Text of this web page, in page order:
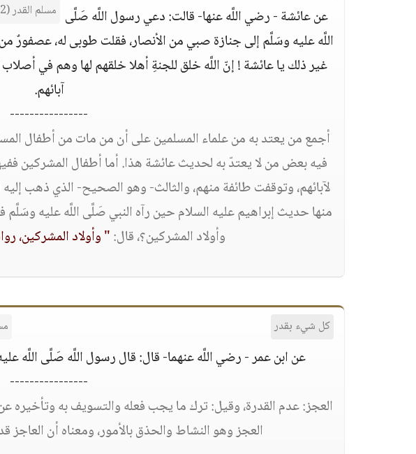
مسلم القدر (2662) ، النسائي الجنائز (1947) ، أبو داود السنة (4713) ، عن عائشة - رضي اللَّه عنها- قالت: دعي رسول اللَّه صَلَّى
اللَّه عليه وسَلَّم إلى جنازة صبي من الأنصار، فقلت طوبى له، عصفورٌ
غير ذلك يا عائشة ! إنّ اللَّه خلق للجنةِ أهلا خلقهم لها وهم في
آبائهم.
----------------
أجمع من يعتد به من علماء المسلمين على أن من مات من أطفال
فيه بعض من لا يعتدّ به لحديث عائشة هذا. أما أطفال المشركين
لآبائهم، وتوقفت طائفة منهم، والثالث- وهو الصحيح- الذي ذهب
منها حديث إبراهيم عليه السلام حين رآه النبي صَلَّى اللَّه عليه وسَلَّم
وأولاد المشركين؟، قال:" وأولاد المشركين،
كل شيء بقدر مسلم
عن ابن عمر - رضي اللَّه عنهما- قال: قال رسول اللَّه صَلَّى اللَّه
----------------
العجز: عدم القدرة، وقيل: ترك ما يجب فعله والتسويف به
العجز وهو النشاط والحذق بالأمور، ومعناه أن